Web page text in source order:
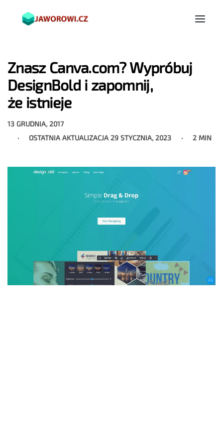
Znasz Canva.com? Wypróbuj
DesignBold i zapomnij,
że istnieje
13 GRUDNIA, 2017
OSTATNIA AKTUALIZACJA 29 STYCZNIA, 2023 2 MIN